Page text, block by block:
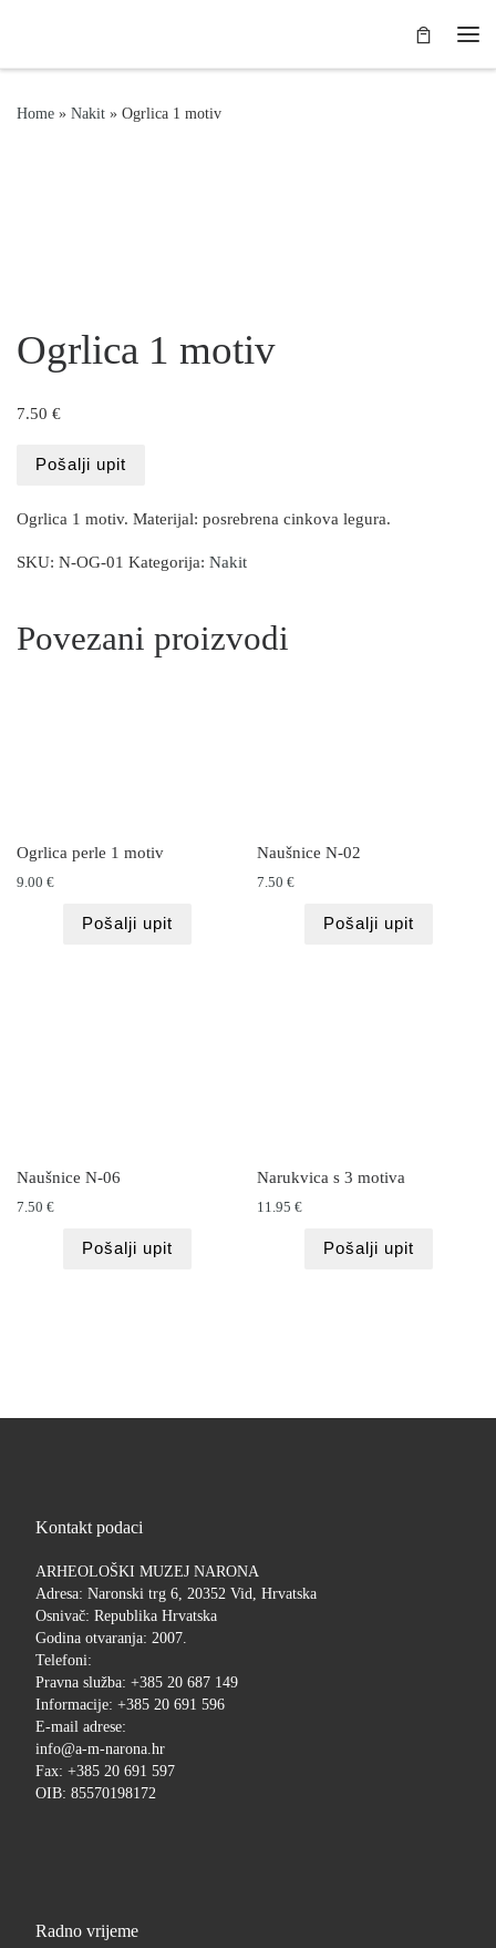
Home » Nakit » Ogrlica 1 motiv
Ogrlica 1 motiv
7.50 €
Pošalji upit
Ogrlica 1 motiv. Materijal: posrebrena cinkova legura.
SKU: N-OG-01 Kategorija: Nakit
Povezani proizvodi
Ogrlica perle 1 motiv
9.00 €
Pošalji upit
Naušnice N-02
7.50€
Pošalji upit
Naušnice N-06
7.50 €
Pošalji upit
Narukvica s 3 motiva
11.95€
Pošalji upit
Kontakt podaci
ARHEOLOŠKI MUZEJ NARONA
Adresa: Naronski trg 6, 20352 Vid, Hrvatska
Osnivač: Republika Hrvatska
Godina otvaranja: 2007.
Telefoni:
Pravna služba: +385 20 687 149
Informacije: +385 20 691 596
E-mail adrese:
info@a-m-narona.hr
Fax: +385 20 691 597
OIB: 85570198172
Radno vrijeme